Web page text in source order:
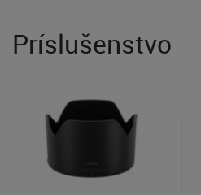
Príslušenstvo